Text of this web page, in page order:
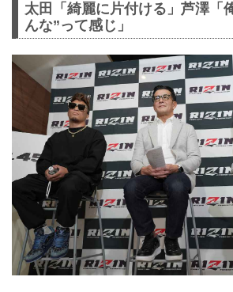
太田「綺麗に片付ける」芦澤「
んな”って感じ」